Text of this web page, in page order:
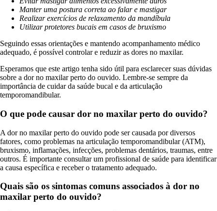
Manter uma postura correta ao falar e mastigar
Realizar exercícios de relaxamento da mandíbula
Utilizar protetores bucais em casos de bruxismo
Seguindo essas orientações e mantendo acompanhamento médico
adequado, é possível controlar e reduzir as dores no maxilar.
Esperamos que este artigo tenha sido útil para esclarecer suas dúvidas
sobre a dor no maxilar perto do ouvido. Lembre-se sempre da
importância de cuidar da saúde bucal e da articulação
temporomandibular.
O que pode causar dor no maxilar perto do ouvido?
A dor no maxilar perto do ouvido pode ser causada por diversos
fatores, como problemas na articulação temporomandibular (ATM),
bruxismo, inflamações, infecções, problemas dentários, traumas, entre
outros. É importante consultar um profissional de saúde para identificar
a causa específica e receber o tratamento adequado.
Quais são os sintomas comuns associados à dor no
maxilar perto do ouvido?